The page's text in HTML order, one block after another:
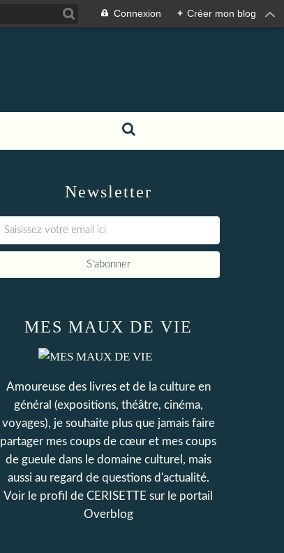
Connexion + Créer mon blog
Newsletter
MES MAUX DE VIE
Amoureuse des livres et de la culture en
général (expositions, théâtre, cinéma,
voyages), je souhaite plus que jamais faire
partager mes coups de cœur et mes coups
de gueule dans le domaine culturel, mais
aussi au regard de questions d'actualité.
Voir le profil de CERISETTE sur le portail
Overblog